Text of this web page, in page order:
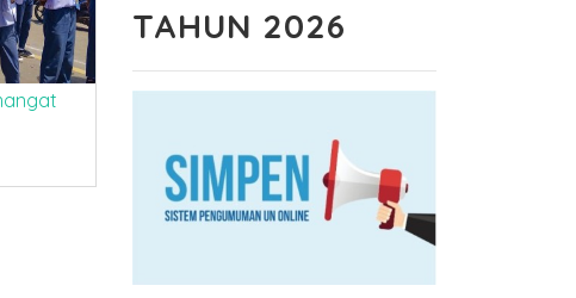
28-02-2025 pukul
15:28
AJARAN
2023/2024
TAHUN 2026